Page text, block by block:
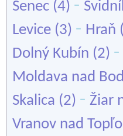
Senec (4) -
Levice (3) - Hraň
Dolný Kubín (2) -
Moldava nad
Skalica (2) - Žiar
Vranov nad